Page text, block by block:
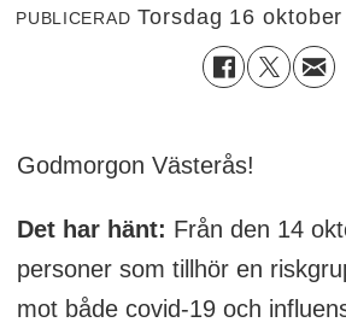
PUBLICERAD torsdag 16
Godmorgon Västerås!
Det har hänt: Från den 14
personer som tillhör en
mot både covid-19 och